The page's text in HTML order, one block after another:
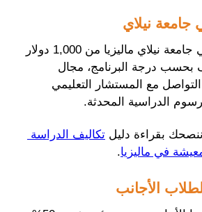
نيلاي
الدراسية المحدثة.
بقراءة دليل
في ماليزيا.
الأجانب